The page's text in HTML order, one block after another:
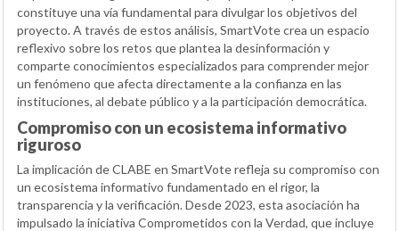
constituye una vía fundamental para divulgar los objetivos del
proyecto. A través de estos análisis, SmartVote crea un espacio
reflexivo sobre los retos que plantea la desinformación y
comparte conocimientos especializados para comprender mejor
un fenómeno que afecta directamente a la confianza en las
instituciones, al debate público y a la participación democrática.
Compromiso con un ecosistema informativo
riguroso
La implicación de CLABE en SmartVote refleja su compromiso con
un ecosistema informativo fundamentado en el rigor, la
transparencia y la verificación. Desde 2023, esta asociación ha
impulsado la iniciativa Comprometidos con la Verdad, que incluye